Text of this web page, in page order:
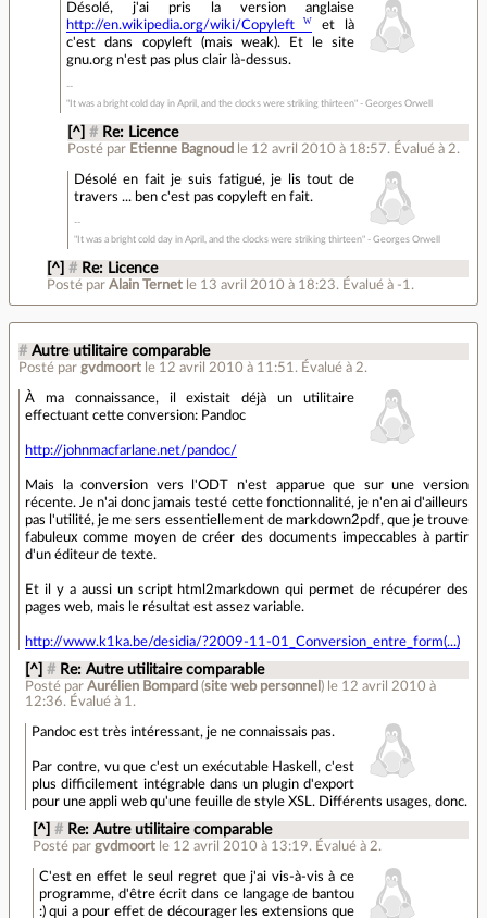
Désolé, j'ai pris la version anglaise
http://en.wikipedia.org/wiki/Copyleft
et là
c'est dans copyleft (mais weak). Et le site
gnu.org n'est pas plus clair là-dessus.
"It was a bright cold day in April, and the clocks were striking thirteen" - Georges Orwell
[^] # Re: Licence
Posté par Etienne Bagnoud le 12 avril 2010 à 18:57. Évalué à 2.
Désolé en fait je suis fatigué, je lis tout de
travers ... ben c'est pas copyleft en fait.
"It was a bright cold day in April, and the clocks were striking thirteen" - Georges Orwell
[^] # Re: Licence
Posté par Alain Ternet le 13 avril 2010 à 18:23. Évalué à -1 .
# Autre utilitaire comparable
Posté par gvdmoort le 12 avril 2010 à 11:51 . Évalué à 2.
À ma connaissance, il existait déjà un utilitaire
effectuant cette conversion: Pandoc
http://johnmacfarlane.net/pandoc/
Mais la conversion vers l'ODT n'est apparue que sur une version
récente. Je n'ai donc jamais testé cette fonctionnalité, je n'en ai d'ailleurs
pas l'utilité, je me sers essentiellement de markdown2pdf, que je trouve
fabuleux comme moyen de créer des documents impeccables à partir
d'un éditeur de texte.
Et il y a aussi un script html2markdown qui permet de récupérer des
pages web, mais le résultat est assez variable.
http://www.k1ka.be/desidia/?2009-11-01_Conversion_entre_form(...)
[^] # Re: Autre utilitaire comparable
Posté parAurélien Bompard (site web personnel ) le 12 avril 2010 à
12:36. Évalué à 1 .
Pandoc est très intéressant, je ne connaissais pas.
Par contre, vu que c'est un exécutable Haskell, c'est
plus difficilement intégrable dans un plugin d'export
pour une appli web qu'une feuille de style XSL. Différents usages, donc.
[^] # Re: Autre utilitaire comparable
Posté par gvdmoort le 12 avril 2010 à 13:19. Évalué à 2.
C'est en effet le seul regret que j'ai vis-à-vis à ce
programme, d'être écrit dans ce langage de bantou
:) qui a pour effet de décourager les extensions que